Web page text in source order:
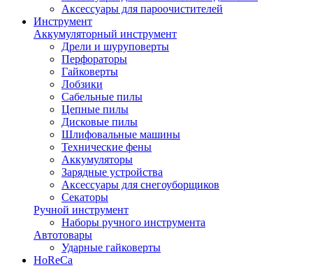
Аксессуары для пароочистителей
Инструмент
Аккумуляторный инструмент
Дрели и шуруповерты
Перфораторы
Гайковерты
Лобзики
Сабельные пилы
Цепные пилы
Дисковые пилы
Шлифовальные машины
Технические фены
Аккумуляторы
Зарядные устройства
Аксессуары для снегоуборщиков
Секаторы
Ручной инструмент
Наборы ручного инструмента
Автотовары
Ударные гайковерты
HoReCa